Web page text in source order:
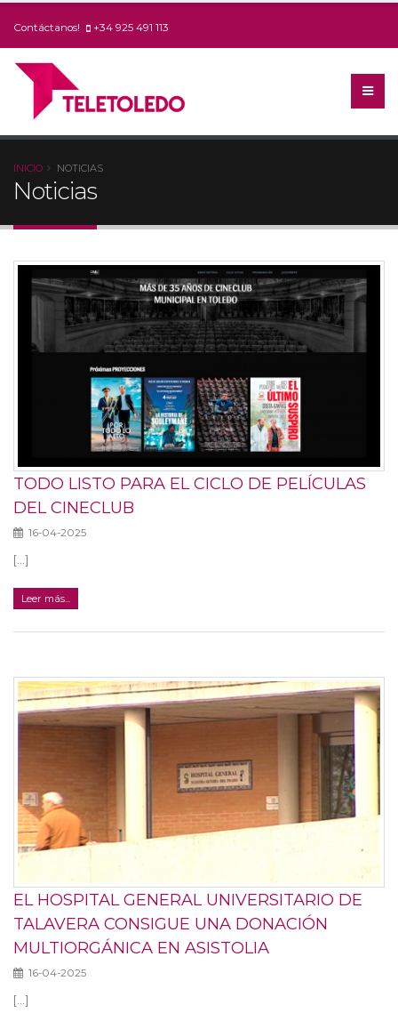
Contáctanos! +34 925 491 113
INICIO NOTICIAS
Noticias
TODO LISTO PARA EL CICLO DE PELÍCULAS
DEL CINECLUB
16-04-2025
[...]
Leer más...
EL HOSPITAL GENERAL UNIVERSITARIO DE
TALAVERA CONSIGUE UNA DONACIÓN
MULTIORGÁNICA EN ASISTOLIA
16-04-2025
[...]